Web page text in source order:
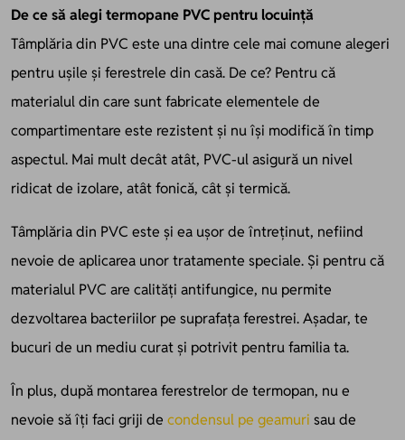
De ce să alegi termopane PVC pentru locuință
Tâmplăria din PVC este una dintre cele mai comune alegeri
pentru ușile și ferestrele din casă. De ce? Pentru că
materialul din care sunt fabricate elementele de
compartimentare este rezistent și nu își modifică în timp
aspectul. Mai mult decât atât, PVC-ul asigură un nivel
ridicat de izolare, atât fonică, cât și termică.
Tâmplăria din PVC este și ea ușor de întreținut, nefiind
nevoie de aplicarea unor tratamente speciale. Și pentru că
materialul PVC are calități antifungice, nu permite
dezvoltarea bacteriilor pe suprafața ferestrei. Așadar, te
bucuri de un mediu curat și potrivit pentru familia ta.
În plus, după montarea ferestrelor de termopan, nu e
nevoie să îți faci griji de condensul pe geamuri sau de